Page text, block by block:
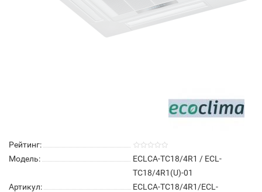
Рейтинг:
Модель:
ECLCA-TC18/4R1 / ECL-
TC18/4R1(U)-01
Артикул:
ECLCA-TC18/4R1/ECL-